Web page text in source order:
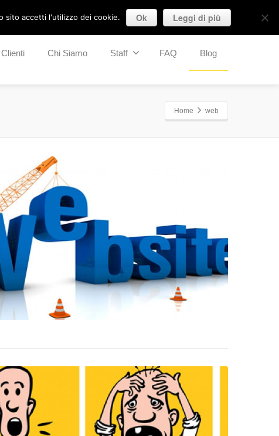
Clienti Chi Siamo Staff FAQ Blog
Home web
sito accetti l'utilizzo dei cookie. Ok Leggi di più